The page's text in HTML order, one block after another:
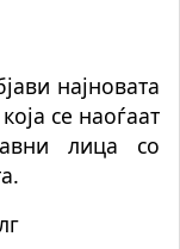
најновата
се наоѓаат
лица со